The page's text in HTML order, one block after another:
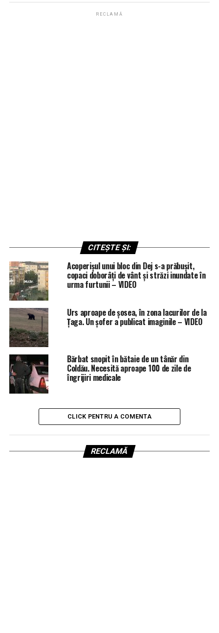
RECLAMĂ
CITEȘTE ȘI:
Acoperișul unui bloc din Dej s-a prăbușit,
copaci doborâți de vânt și străzi inundate în
urma furtunii – VIDEO
Urs aproape de șosea, în zona lacurilor de la
Țaga. Un șofer a publicat imaginile – VIDEO
Bărbat snopit în bătaie de un tânăr din
Coldău. Necesită aproape 100 de zile de
îngrijiri medicale
CLICK PENTRU A COMENTA
RECLAMĂ